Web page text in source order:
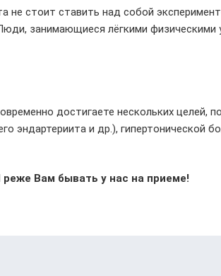
не стоит ставить над собой
занимающиеся лёгкими
достигаете нескольких целей,
эндартериита и др.), гипертонической
Вам бывать у нас на приеме!